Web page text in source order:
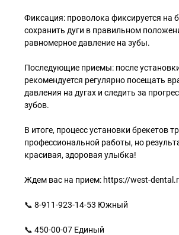
Фиксация: проволока фиксируется на
сохранить дуги в правильном
равномерное давление на зубы.
Последующие приемы: после
рекомендуется регулярно посещать
давления на дугах и следить за
зубов.
В итоге, процесс установки брекетов
профессиональной работы, но
красивая, здоровая улыбка!
Ждем вас на прием: https://west-
📞 8-911-923-14-53 Южный
📞 450-00-07 Единый